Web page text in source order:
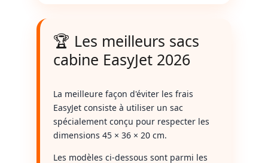
🏆 Les meilleurs sacs
cabine EasyJet 2026
La meilleure façon d'éviter les frais
EasyJet consiste à utiliser un sac
spécialement conçu pour respecter les
dimensions 45 × 36 × 20 cm.
Les modèles ci-dessous sont parmi les